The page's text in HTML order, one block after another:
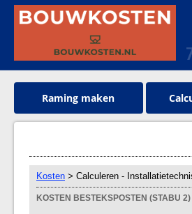
Raming maken
Kosten > Calculeren -
KOSTEN BESTEKSPOSTEN (STABU 2)